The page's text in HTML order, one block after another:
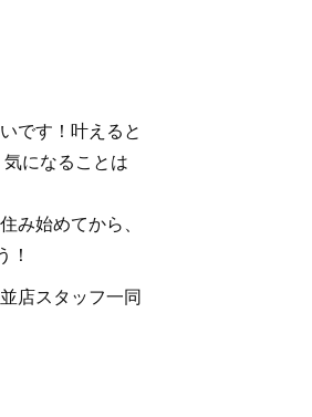
です！叶えると
になることは
み始めてから、
！
店スタッフ一同